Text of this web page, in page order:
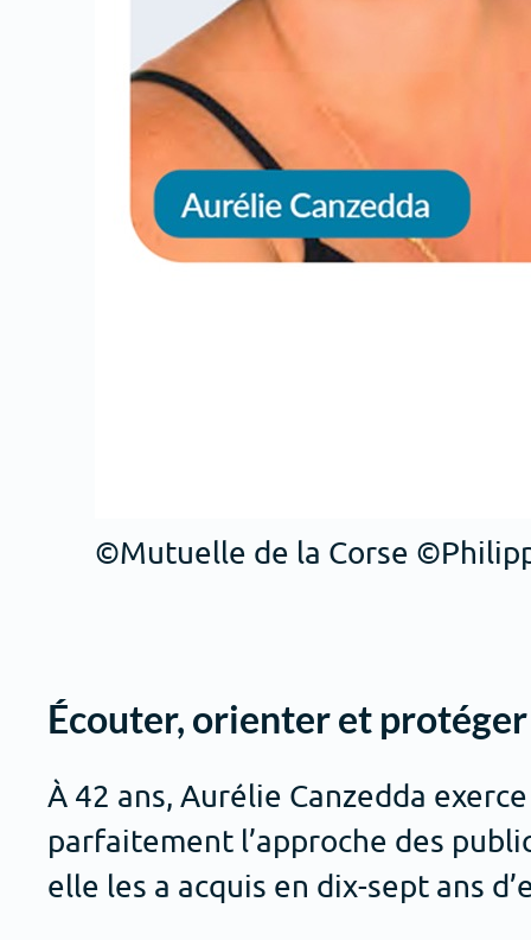
©Mutuelle de la Corse
Écouter, orienter et protéger
À 42 ans, Aurélie Canzedda exerce
parfaitement l’approche des
elle les a acquis en dix-sept ans